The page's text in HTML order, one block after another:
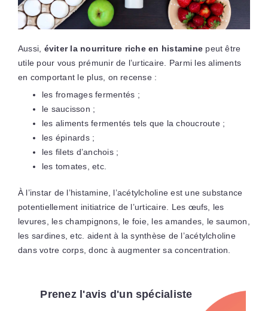
Aussi, éviter la nourriture riche en histamine peut être
utile pour vous prémunir de l’urticaire. Parmi les aliments
en comportant le plus, on recense :
les fromages fermentés ;
le saucisson ;
les aliments fermentés tels que la choucroute ;
les épinards ;
les filets d’anchois ;
les tomates, etc.
À l’instar de l’histamine, l’acétylcholine est une substance
potentiellement initiatrice de l’urticaire. Les œufs, les
levures, les champignons, le foie, les amandes, le saumon,
les sardines, etc. aident à la synthèse de l’acétylcholine
dans votre corps, donc à augmenter sa concentration.
Prenez l'avis d'un spécialiste